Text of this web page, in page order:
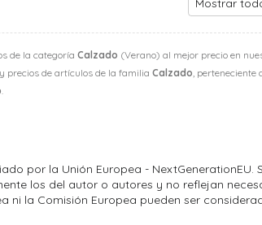
de la categoría Calzado (Verano) al mejor precio en
precios de artículos de la familia Calzado, perteneciente
.
Mostrar
por la Unión Europea -
los del autor o autores y no reflejan
ni la Comisión Europea pueden ser